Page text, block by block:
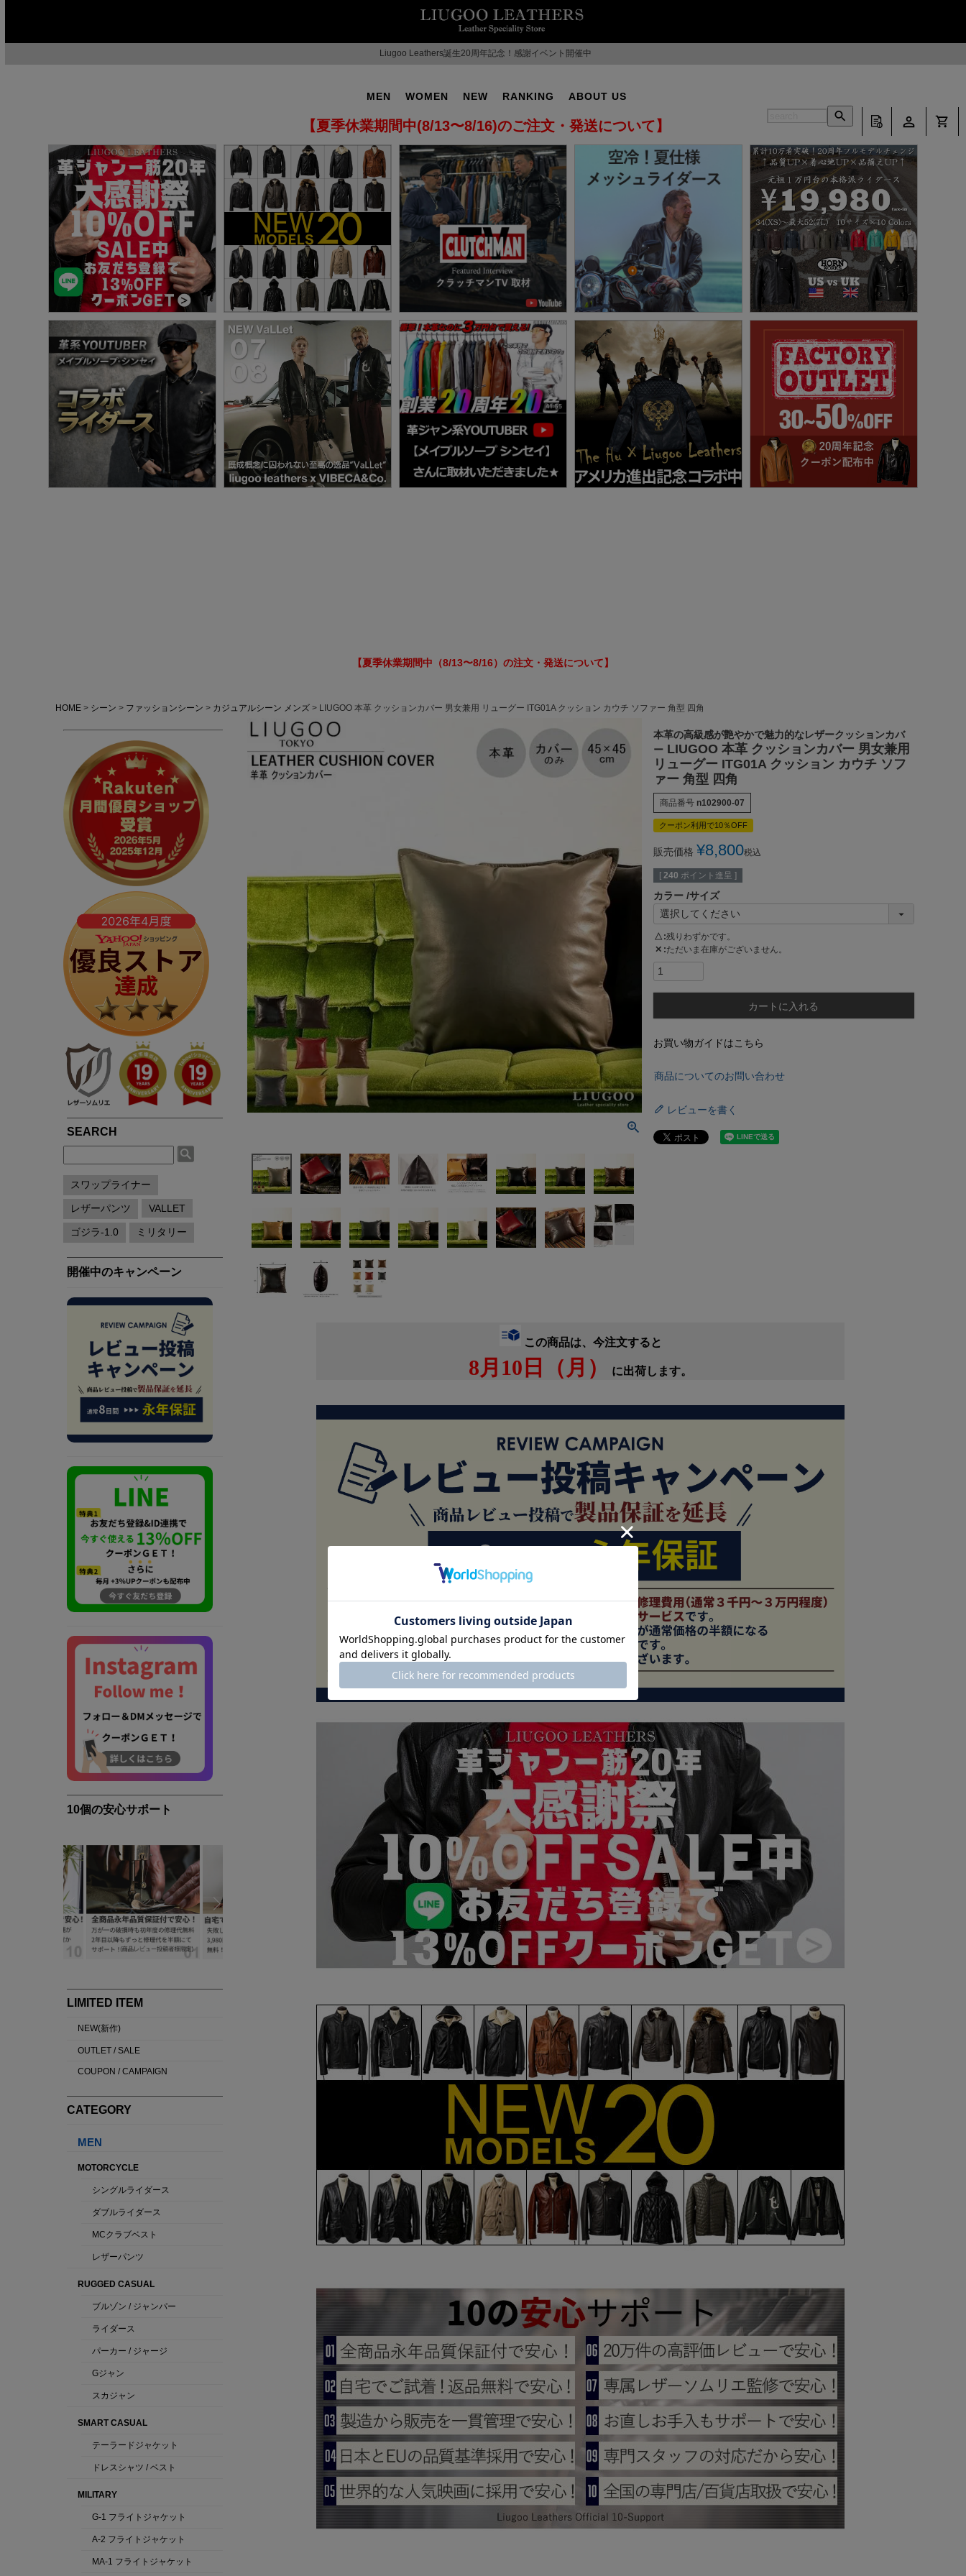
【夏季休業期間中（8/13〜8/16）の注文・発送について】
HOME シーン ファッションシーン カジュアルシーン メンズ LIUGOO 本革 クッションカバー 男女兼用 リューグー ITG01A クッション カウチ ソファー 角型 四角
本革の高級感が艶やかで魅力的なレザークッションカバ
ー LIUGOO 本革 クッションカバー 男女兼用
リューグー ITG01A クッション カウチ ソフ
ァー 角型 四角
商品番号 n102900-07
クーポン利用で10％OFF
販売価格 ¥8,800税込
[ 240 ポイント進呈 ]
カラー サイズ
△ 残りわずかです。
✕ ただいま在庫がございません。
カートに入れる
お買い物ガイドはこちら
商品についてのお問い合わせ
レビューを書く